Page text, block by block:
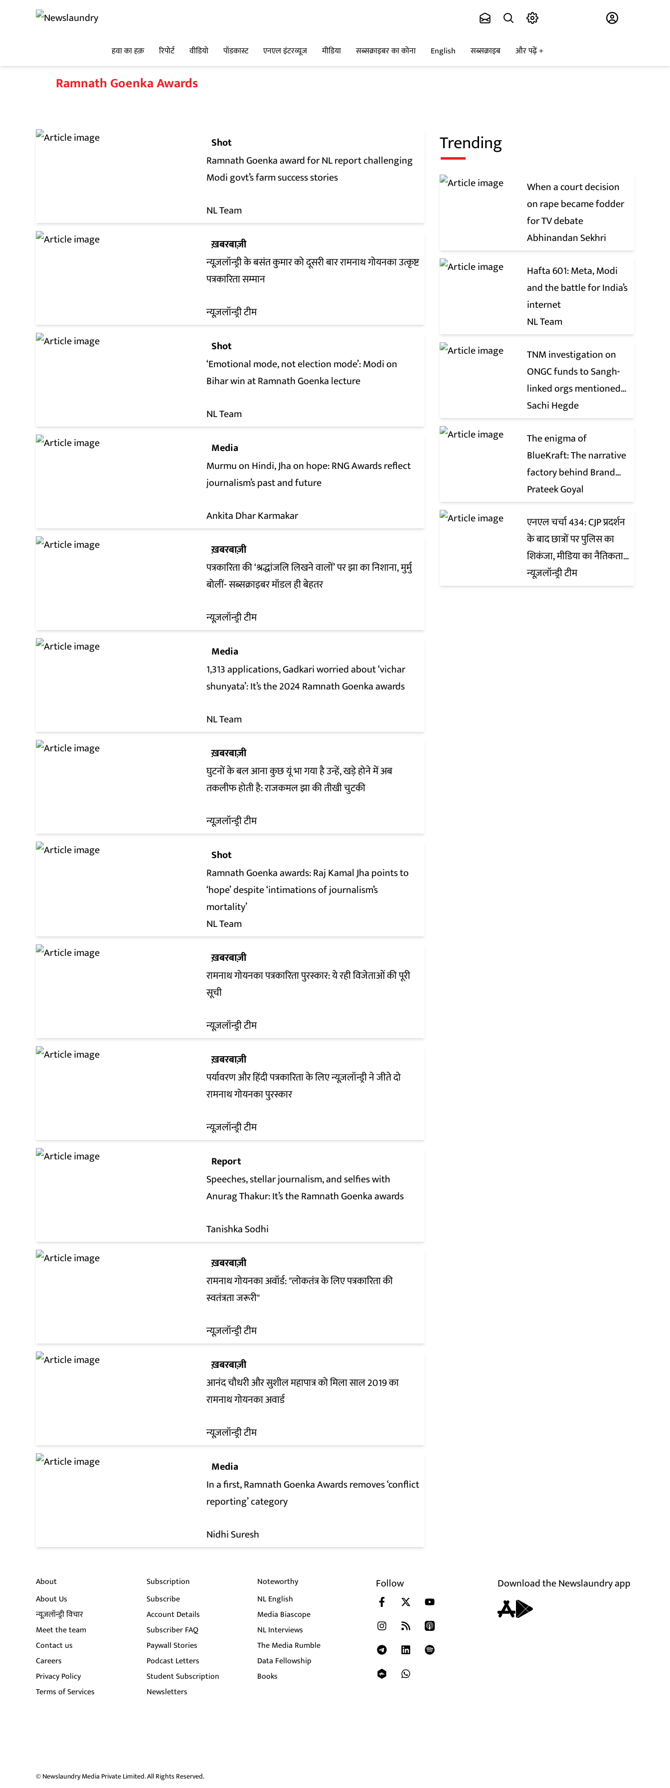
हवा का हक़ रिपोर्ट वीडियो पॉडकास्ट एनएल इंटरव्यूज मीडिया सब्सक्राइबर का कोना English सब्सक्राइब और पढ़ें
Ramnath Goenka Awards
Shot
Ramnath Goenka award for NL report challenging
Modi govt’s farm success stories
NL Team
ख़बरबाज़ी
न्यूज़लॉन्‍ड्री के बसंत कुमार को दूसरी बार रामनाथ गोयनका उत्कृष्ट
पत्रकारिता सम्मान
न्यूज़लॉन्ड्री टीम
Shot
‘Emotional mode, not election mode’: Modi on
Bihar win at Ramnath Goenka lecture
NL Team
Media
Murmu on Hindi, Jha on hope: RNG Awards reflect
journalism’s past and future
Ankita Dhar Karmakar
ख़बरबाज़ी
पत्रकारिता की ‘श्रद्धांजलि लिखने वालों’ पर झा का निशाना, मुर्मु
बोलीं- सब्सक्राइबर मॉडल ही बेहतर
न्यूज़लॉन्ड्री टीम
Media
1,313 applications, Gadkari worried about ‘vichar
shunyata’: It’s the 2024 Ramnath Goenka awards
NL Team
ख़बरबाज़ी
घुटनों के बल आना कुछ यूं भा गया है उन्हें, खड़े होने में अब
तकलीफ होती है: राजकमल झा की तीखी चुटकी
न्यूज़लॉन्ड्री टीम
Shot
Ramnath Goenka awards: Raj Kamal Jha points to
‘hope’ despite ‘intimations of journalism’s
mortality’
NL Team
ख़बरबाज़ी
रामनाथ गोयनका पत्रकारिता पुरस्कार: ये रही विजेताओं की पूरी
सूची
न्यूज़लॉन्ड्री टीम
ख़बरबाज़ी
पर्यावरण और हिंदी पत्रकारिता के लिए न्यूज़लॉन्ड्री ने जीते दो
रामनाथ गोयनका पुरस्कार
न्यूज़लॉन्ड्री टीम
Report
Speeches, stellar journalism, and selfies with
Anurag Thakur: It’s the Ramnath Goenka awards
Tanishka Sodhi
ख़बरबाज़ी
रामनाथ गोयनका अवॉर्ड: "लोकतंत्र के लिए पत्रकारिता की
स्वतंत्रता जरूरी"
न्यूज़लॉन्ड्री टीम
ख़बरबाज़ी
आनंद चौधरी और सुशील महापात्र को मिला साल 2019 का
रामनाथ गोयनका अवार्ड
न्यूज़लॉन्ड्री टीम
Media
In a first, Ramnath Goenka Awards removes ‘conflict
reporting’ category
Nidhi Suresh
Trending
When a court decision
on rape became fodder
for TV debate
Abhinandan Sekhri
Hafta 601: Meta, Modi
and the battle for India’s
internet
NL Team
TNM investigation on
ONGC funds to Sangh-
linked orgs mentioned
in JPC on Corporate Laws
Bill
Sachi Hegde
The enigma of
BlueKraft: The narrative
factory behind Brand
Modi
Prateek Goyal
एनएल चर्चा 434: CJP प्रदर्शन
के बाद छात्रों पर पुलिस का
शिकंजा, मीडिया का नैतिकता
पाठ और असम में बाढ़
न्यूज़लॉन्ड्री टीम
About
About Us
न्यूज़लॉन्ड्री विचार
Meet the team
Contact us
Careers
Privacy Policy
Terms of Services
Subscription
Subscribe
Account Details
Subscriber FAQ
Paywall Stories
Podcast Letters
Student Subscription
Newsletters
Noteworthy
NL English
Media Biascope
NL Interviews
The Media Rumble
Data Fellowship
Books
Follow Download the Newslaundry app
© Newslaundry Media Private Limited. All Rights Reserved.